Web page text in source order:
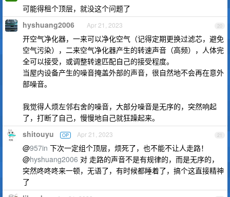
可能得租个顶层，就没这个问题了
20
hyshuang2006 Apr 21, 2023
开空气净化器，一来可以净化空气（记得定期更换过滤芯，避免
空气污染），二来空气净化器产生的转速声音（高频），人体完
全可以接受，或调整转速匹配自己的接受程度。
当屋内设备产生的噪音掩盖外部的声音，很自然地不会再在意外
部噪音。
我觉得人烦左邻右舍的噪音，大部分噪音是无序的，突然响起
了，打断了自己，慢慢地自己就狂躁起来。
21
shitouyu OP Apr 21, 2023
@957in 下次一定组个顶层，烦死了，也不能不让人走路！
@hyshuang2006 对 走路的声音不是有规律的，而是无序的，
突然咚咚咚来一顿，无语了，有时候都睡着了，搞个这直接精神
了